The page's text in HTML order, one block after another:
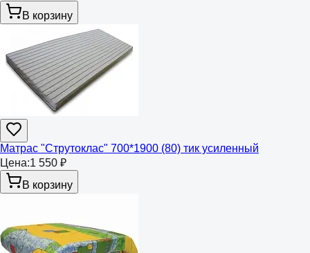
В корзину
Матрас "Струтоклас" 700*1900 (80) тик усиленный
Цена:1 550 ₽
В корзину